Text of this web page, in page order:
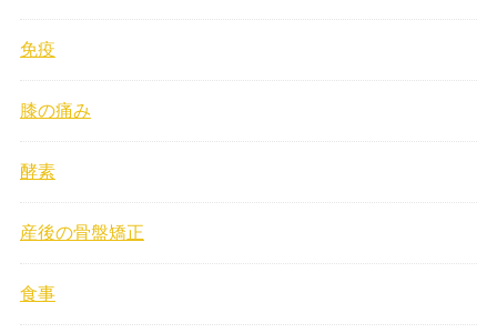
免疫
膝の痛み
酵素
産後の骨盤矯正
食事